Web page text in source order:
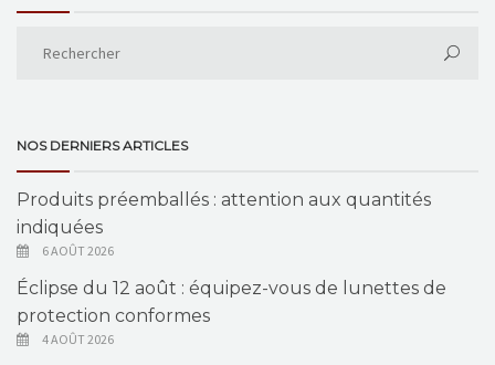
NOS DERNIERS ARTICLES
Produits préemballés : attention aux quantités
indiquées
6 AOÛT 2026
Éclipse du 12 août : équipez-vous de lunettes de
protection conformes
4 AOÛT 2026